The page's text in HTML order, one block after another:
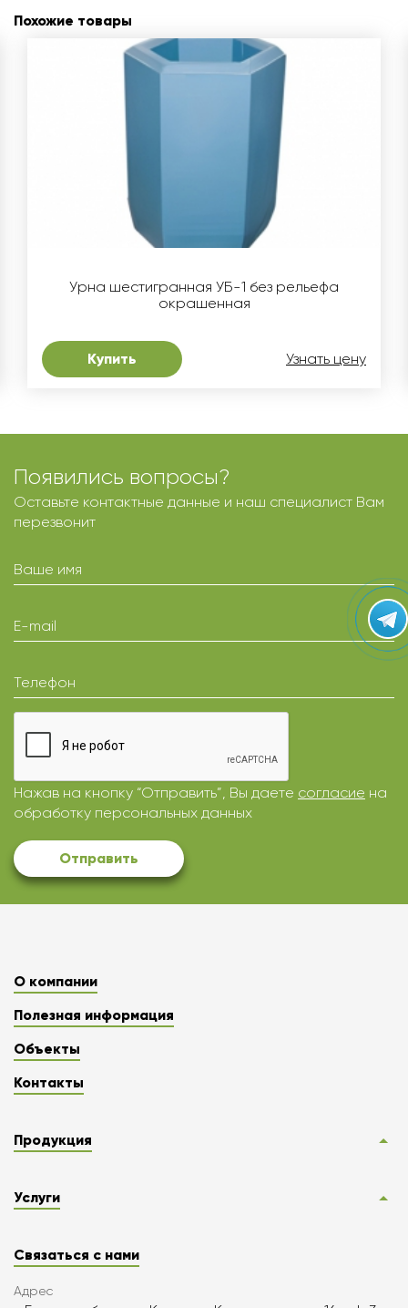
Похожие товары
Урна шестигранная УБ-1 без рельефа
окрашенная
Купить Узнать цену
Появились вопросы?
Оставьте контактные данные и наш специалист Вам
перезвонит
Ваше имя
E-mail
Телефон
Нажав на кнопку “Отправить”, Вы даете согласие на
обработку персональных данных
Отправить
О компании
Полезная информация
Объекты
Контакты
Продукция
Услуги
Связаться с нами
Адрес